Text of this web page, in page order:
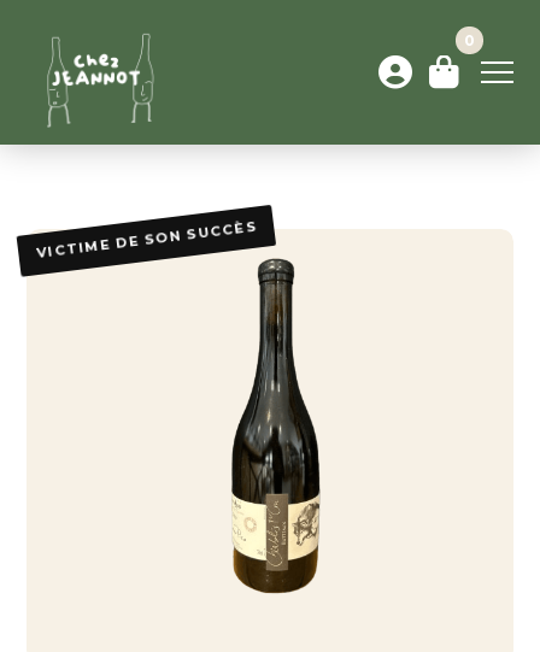
0
VICTIME DE SON SUCCÈS